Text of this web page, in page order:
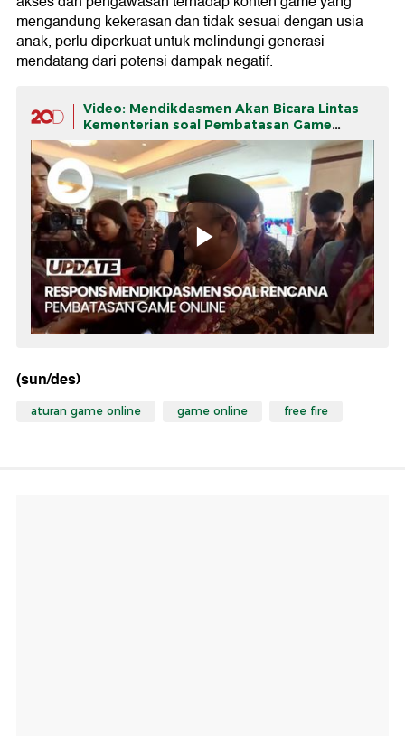
mengandung kekerasan dan tidak sesuai dengan usia
anak, perlu diperkuat untuk melindungi generasi
mendatang dari potensi dampak negatif.
Video: Mendikdasmen Akan Bicara Lintas
Kementerian soal Pembatasan Game
Online
(sun/des)
aturan game online game online free fire